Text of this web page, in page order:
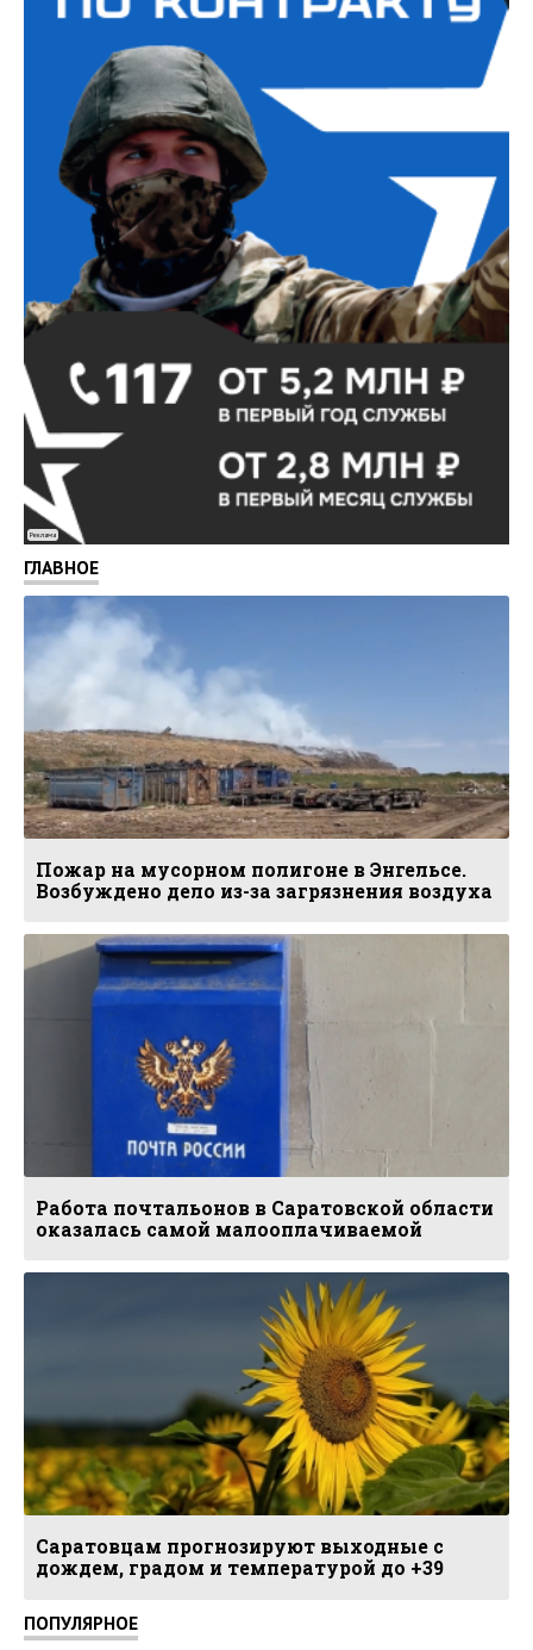
Реклама
ГЛАВНОЕ
Пожар на мусорном полигоне в Энгельсе.
Возбуждено дело из-за загрязнения воздуха
Работа почтальонов в Саратовской области
оказалась самой малооплачиваемой
Саратовцам прогнозируют выходные с
дождем, градом и температурой до +39
ПОПУЛЯРНОЕ